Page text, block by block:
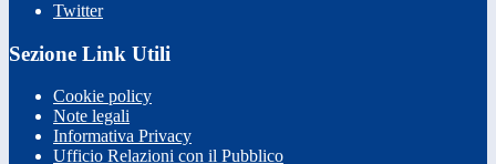
Twitter
Sezione Link Utili
Cookie policy
Note legali
Informativa Privacy
Ufficio Relazioni con il Pubblico